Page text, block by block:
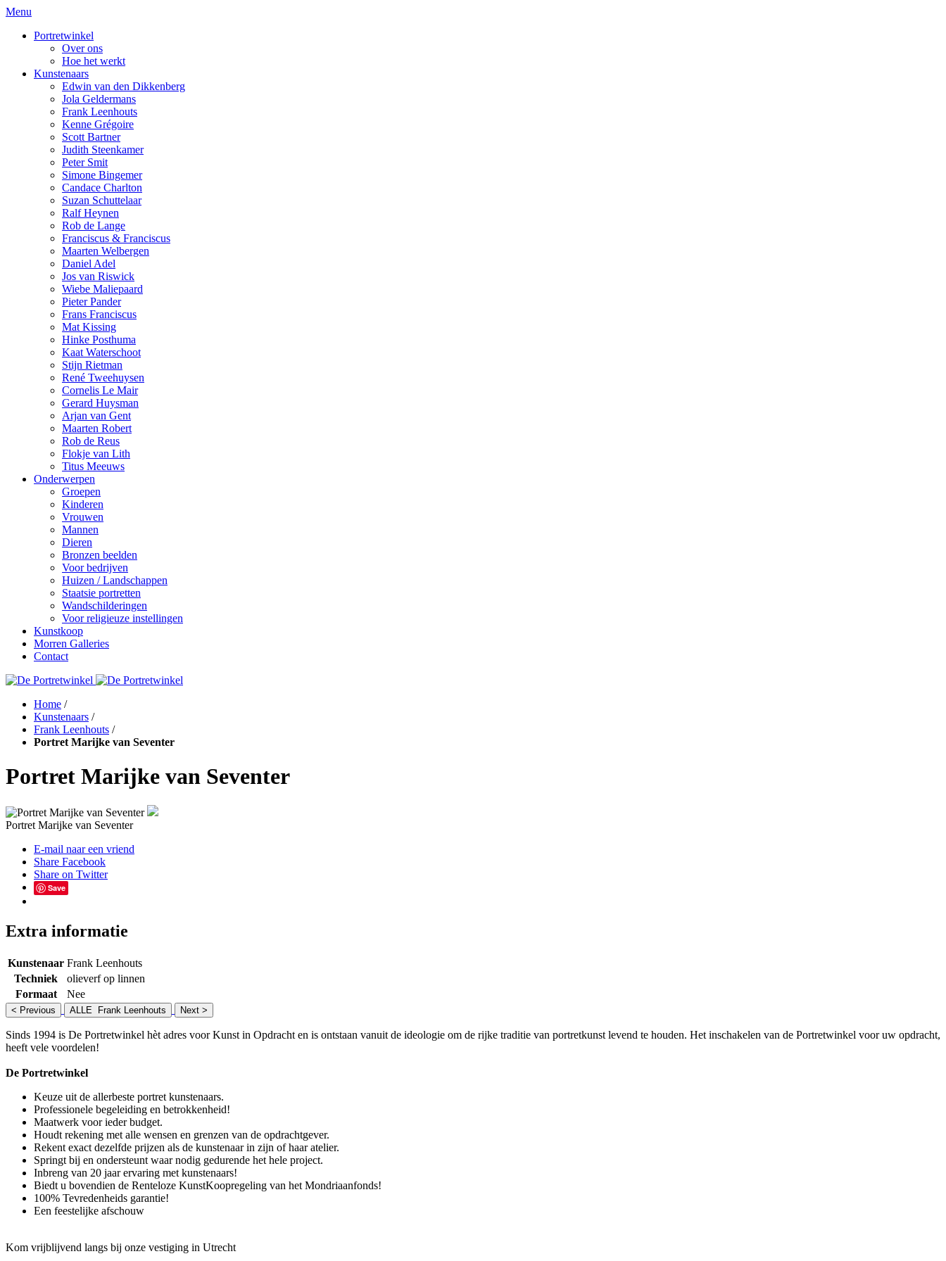
Menu
Portretwinkel
Over ons
Hoe het werkt
Kunstenaars
Edwin van den Dikkenberg
Jola Geldermans
Frank Leenhouts
Kenne Grégoire
Scott Bartner
Judith Steenkamer
Peter Smit
Simone Bingemer
Candace Charlton
Suzan Schuttelaar
Ralf Heynen
Rob de Lange
Franciscus & Franciscus
Maarten Welbergen
Daniel Adel
Jos van Riswick
Wiebe Maliepaard
Pieter Pander
Frans Franciscus
Mat Kissing
Hinke Posthuma
Kaat Waterschoot
Stijn Rietman
René Tweehuysen
Cornelis Le Mair
Gerard Huysman
Arjan van Gent
Maarten Robert
Rob de Reus
Flokje van Lith
Titus Meeuws
Onderwerpen
Groepen
Kinderen
Vrouwen
Mannen
Dieren
Bronzen beelden
Voor bedrijven
Huizen / Landschappen
Staatsie portretten
Wandschilderingen
Voor religieuze instellingen
Kunstkoop
Morren Galleries
Contact
Home /
Kunstenaars /
Frank Leenhouts /
Portret Marijke van Seventer
Portret Marijke van Seventer
Portret Marijke van Seventer
E-mail naar een vriend
Share Facebook
Share on Twitter
Save
Extra informatie
Kunstenaar Frank Leenhouts
Techniek
olieverf op linnen
Formaat
Nee
< Previous ALLE Frank Leenhouts Next >
Sinds 1994 is De Portretwinkel hèt adres voor Kunst in Opdracht en is ontstaan vanuit de ideologie om de rijke traditie van portretkunst levend te houden. Het inschakelen van de Portretwinkel voor uw opdracht,
heeft vele voordelen!
De Portretwinkel
Keuze uit de allerbeste portret kunstenaars.
Professionele begeleiding en betrokkenheid!
Maatwerk voor ieder budget.
Houdt rekening met alle wensen en grenzen van de opdrachtgever.
Rekent exact dezelfde prijzen als de kunstenaar in zijn of haar atelier.
Springt bij en ondersteunt waar nodig gedurende het hele project.
Inbreng van 20 jaar ervaring met kunstenaars!
Biedt u bovendien de Renteloze KunstKoopregeling van het Mondriaanfonds!
100% Tevredenheids garantie!
Een feestelijke afschouw
Kom vrijblijvend langs bij onze vestiging in Utrecht